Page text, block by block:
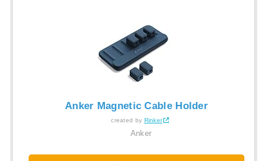
Anker Magnetic Cable Holder
created by Rinker
Anker